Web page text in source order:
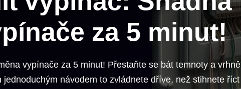
za 5 minut!
vypínače za 5 minut! Přestaňte se bát temnoty a
návodem to zvládnete dříve, než stihnete říct